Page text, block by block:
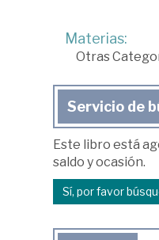
Materias:
Otras
Servicio de
Este libro está
saldo y ocasión.
Sí, por favor